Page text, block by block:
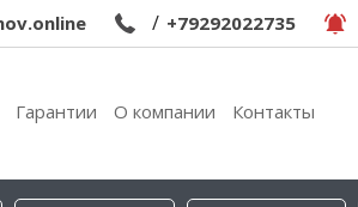
/ +79292022735
Гарантии О компании Контакты